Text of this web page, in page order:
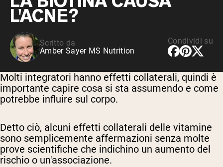
Proteina di piselli
Shop All Vegan Protein
L'ACNE?
Scritto da
Amber Sayer MS Nutrition
Condividi su
Molti integratori hanno effetti collaterali, quindi è
importante capire cosa si sta assumendo e come
potrebbe influire sul corpo.
Detto ciò, alcuni effetti collaterali delle vitamine
sono semplicemente affermazioni senza molte
prove scientifiche che indichino un aumento del
rischio o un'associazione.